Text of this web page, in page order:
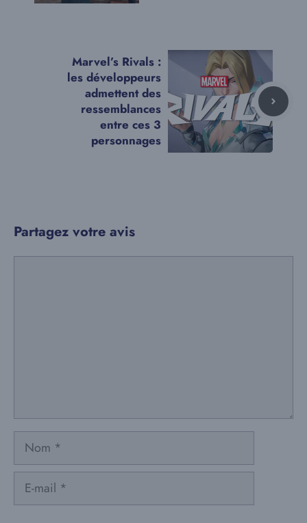
Marvel’s Rivals :
les développeurs
admettent des
ressemblances
entre ces 3
personnages
Partagez votre avis
Nom
mail